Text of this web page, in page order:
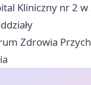
Kliniczny nr 2 w
Zdrowia